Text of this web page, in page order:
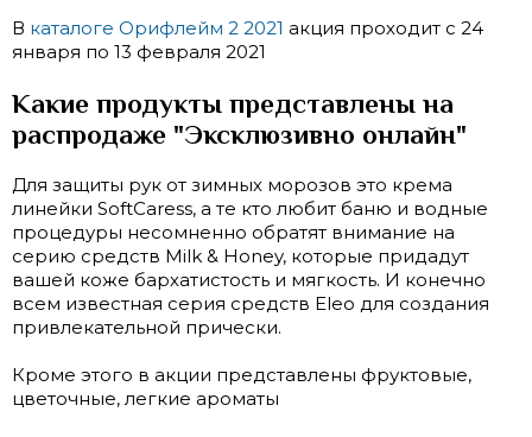
В каталоге Орифлейм 2 2021 акция проходит с 24
января по 13 февраля 2021
Какие продукты представлены на
распродаже "Эксклюзивно онлайн"
Для защиты рук от зимных морозов это крема
линейки SoftCaress, а те кто любит баню и водные
процедуры несомненно обратят внимание на
серию средств Milk & Honey, которые придадут
вашей коже бархатистость и мягкость. И конечно
всем известная серия средств Eleo для создания
привлекательной прически.
Кроме этого в акции представлены фруктовые,
цветочные, легкие ароматы